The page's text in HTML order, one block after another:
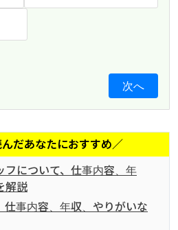
次へ
だあなたにおすすめ／
フについて、仕事内容、年
解説
仕事内容、年収、やりがいな